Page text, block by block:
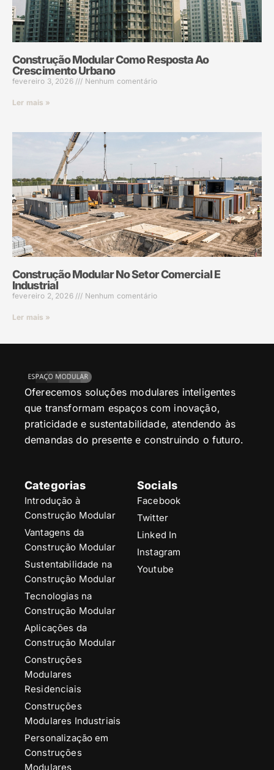
Construção Modular Como Resposta Ao
Crescimento Urbano
fevereiro 3, 2026 Nenhum comentário
Ler mais »
Construção Modular No Setor Comercial E
Industrial
fevereiro 2, 2026 Nenhum comentário
Ler mais »
Oferecemos soluções modulares inteligentes
que transformam espaços com inovação,
praticidade e sustentabilidade, atendendo às
demandas do presente e construindo o futuro.
Categorias
Introdução à
Construção Modular
Vantagens da
Construção Modular
Sustentabilidade na
Construção Modular
Tecnologias na
Construção Modular
Aplicações da
Construção Modular
Construções
Modulares
Residenciais
Construções
Modulares Industriais
Personalização em
Construções
Modulares
Socials
Facebook
Twitter
Linked In
Instagram
Youtube